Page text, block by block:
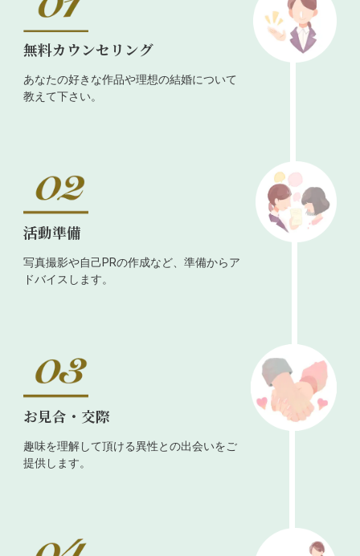
無料カウンセリング
あなたの好きな作品や理想の結婚について
教えて下さい。
活動準備
写真撮影や自己PRの作成など、準備からア
ドバイスします。
お見合・交際
趣味を理解して頂ける異性との出会いをご
提供します。